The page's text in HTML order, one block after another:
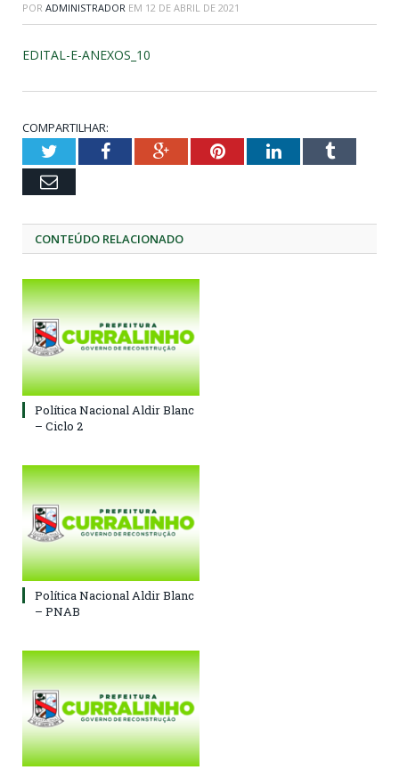
POR ADMINISTRADOR EM 12 DE ABRIL DE 2021
EDITAL-E-ANEXOS_10
COMPARTILHAR:
TwitterFacebookGoogle+PinterestLinkedInTumblr
Email
CONTEÚDO RELACIONADO
Política Nacional Aldir Blanc
– Ciclo 2
Política Nacional Aldir Blanc
– PNAB